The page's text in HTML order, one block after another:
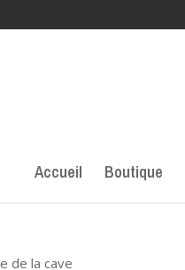
Accueil Boutique
de la cave